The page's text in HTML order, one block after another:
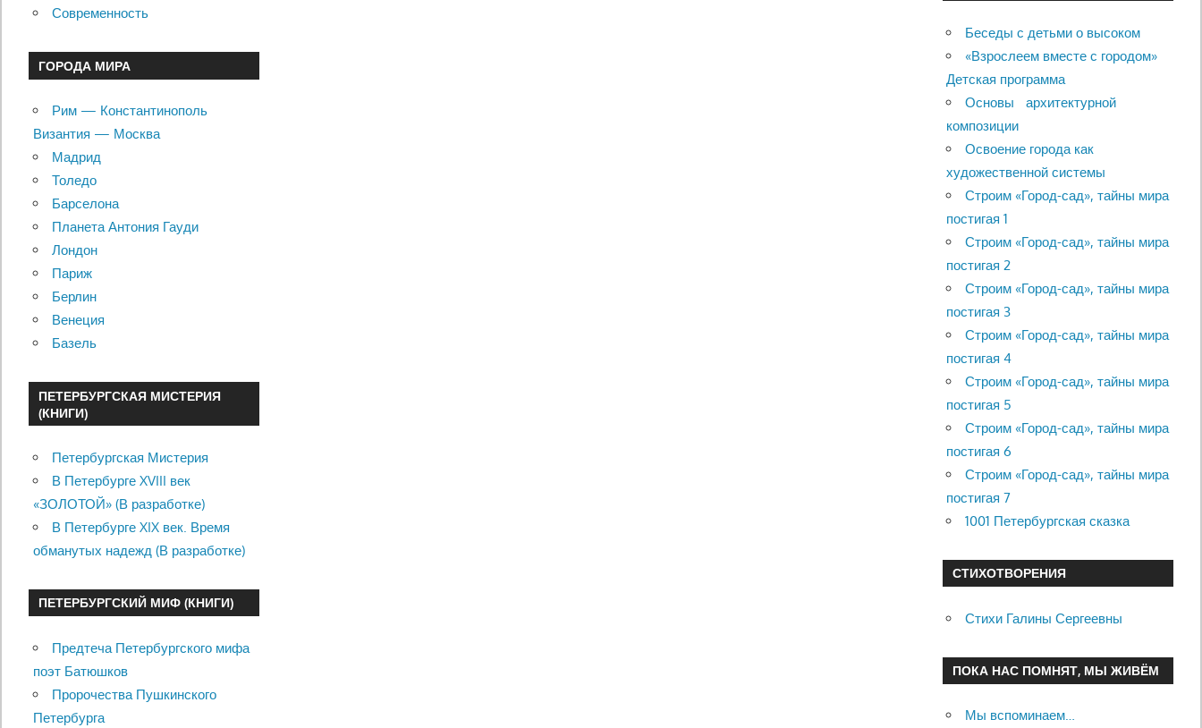
Современность
ГОРОДА МИРА
Рим — Константинополь
Византия — Москва
Мадрид
Толедо
Барселона
Планета Антония Гауди
Лондон
Париж
Берлин
Венеция
Базель
ПЕТЕРБУРГСКАЯ МИСТЕРИЯ
(КНИГИ)
Петербургская Мистерия
В Петербурге XVIII век
«ЗОЛОТОЙ» (В разработке)
В Петербурге XIX век. Время
обманутых надежд (В разработке)
ПЕТЕРБУРГСКИЙ МИФ (КНИГИ)
Предтеча Петербургского мифа
поэт Батюшков
Пророчества Пушкинского
Петербурга
Беседы с детьми о высоком
«Взрослеем вместе с городом»
Детская программа
Основы архитектурной
композиции
Освоение города как
художественной системы
Строим «Город-сад», тайны мира
постигая 1
Строим «Город-сад», тайны мира
постигая 2
Строим «Город-сад», тайны мира
постигая 3
Строим «Город-сад», тайны мира
постигая 4
Строим «Город-сад», тайны мира
постигая 5
Строим «Город-сад», тайны мира
постигая 6
Строим «Город-сад», тайны мира
постигая 7
1001 Петербургская сказка
СТИХОТВОРЕНИЯ
Стихи Галины Сергеевны
ПОКА НАС ПОМНЯТ, МЫ ЖИВЁМ
Мы вспоминаем…